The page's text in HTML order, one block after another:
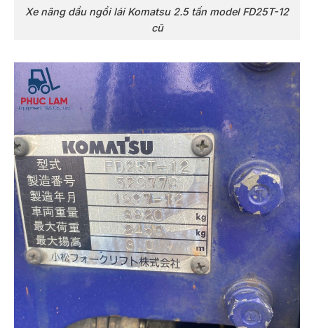
Xe nâng dầu ngồi lái Komatsu 2.5 tấn model FD25T-12
cũ